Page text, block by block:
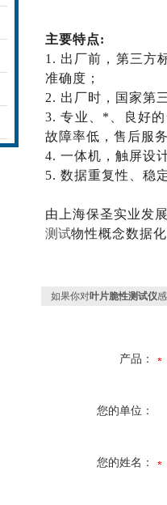
主要特点:
1. 出厂前， 第三方
准确度 ；
2. 出厂时，国家第
3.专业、*、良好
故障率低，售后服
4. 一体机，触屏设
5. 数据重复性、稳
由 上海保圣实业发
测试物性概念数据
如果你对叶片脆性测试仪
产品：
您的单位：
您的姓名：